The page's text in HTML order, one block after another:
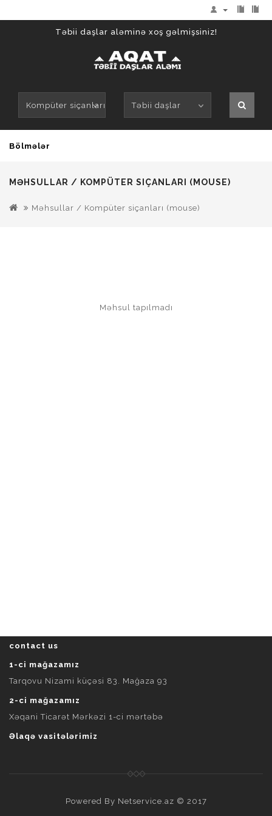
Təbii daşlar aləminə xoş gəlmişsiniz!
Kompüter siçanları (mouse)Təbii daşlar
Bölmələr
MƏHSULLAR / KOMPÜTER SIÇANLARI (MOUSE)
Məhsullar / Kompüter siçanları (mouse)
Məhsul tapılmadı
contact us
1-ci mağazamız
Tarqovu Nizami küçəsi 83. Mağaza 93
2-ci mağazamız
Xəqani Ticarət Mərkəzi 1-ci mərtəbə
Əlaqə vasitələrimiz
Powered By Netservice.az © 2017